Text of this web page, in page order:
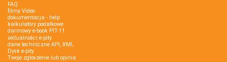
FAQ
filmy Video
dokumentacja - help
kalkulatory podatkowe
darmowy e-book PIT-11
aktualności e-pity
dane techniczne API, XML
Dysk e-pity
Twoje zgłoszenie lub opinia